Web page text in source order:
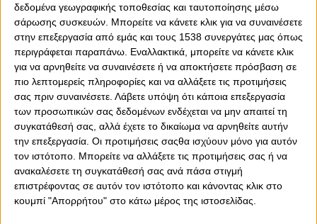
δεδομένα γεωγραφικής τοποθεσίας και ταυτοποίησης μέσω
σάρωσης συσκευών. Μπορείτε να κάνετε κλικ για να συναινέσετε
στην επεξεργασία από εμάς και τους 1538 συνεργάτες μας όπως
περιγράφεται παραπάνω. Εναλλακτικά, μπορείτε να κάνετε κλικ
για να αρνηθείτε να συναινέσετε ή να αποκτήσετε πρόσβαση σε
πιο λεπτομερείς πληροφορίες και να αλλάξετε τις προτιμήσεις
σας πριν συναινέσετε. Λάβετε υπόψη ότι κάποια επεξεργασία
των προσωπικών σας δεδομένων ενδέχεται να μην απαιτεί τη
συγκατάθεσή σας, αλλά έχετε το δικαίωμα να αρνηθείτε αυτήν
την επεξεργασία. Οι προτιμήσεις σαςθα ισχύουν μόνο για αυτόν
τον ιστότοπο. Μπορείτε να αλλάξετε τις προτιμήσεις σας ή να
ανακαλέσετε τη συγκατάθεσή σας ανά πάσα στιγμή
επιστρέφοντας σε αυτόν τον ιστότοπο και κάνοντας κλικ στο
κουμπί "Απορρήτου" στο κάτω μέρος της ιστοσελίδας.
0 0
Ολοκληρώθηκε η προετοιμασία της ομάδας Νέων του
Ολυμπιακού για τον αυριανό (29/11, 17:00) επαναληπτικό
αγώνα του UEFA Youth League με αντίπαλο την Καμπάλα
στο «Γ. Καραϊσκάκης».
Η Κ19 του Θρύλου καλείται να υπερασπιστεί το υπέρ της
3-0 από τον πρώτο αγώνα στο Αζερμπαϊτζάν και να
συνεχίσει το ευρωπαϊκό της ταξίδι στην επόμενη φάση.
Μετά το τέλος της σημερινής προπόνησης ο προπονητής